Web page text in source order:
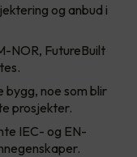
og anbud i
NOR, FutureBuilt
bygg, noe som blir
prosjekter.
IEC- og EN-